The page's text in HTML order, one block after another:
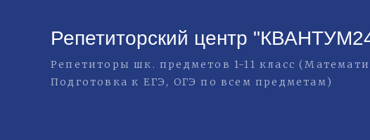
содержимомуРепетиторский центр
Репетиторы шк. предметов 1-11 класс
Подготовка к ЕГЭ, ОГЭ по всем предметам)